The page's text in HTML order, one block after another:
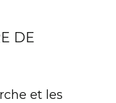
DE
et les